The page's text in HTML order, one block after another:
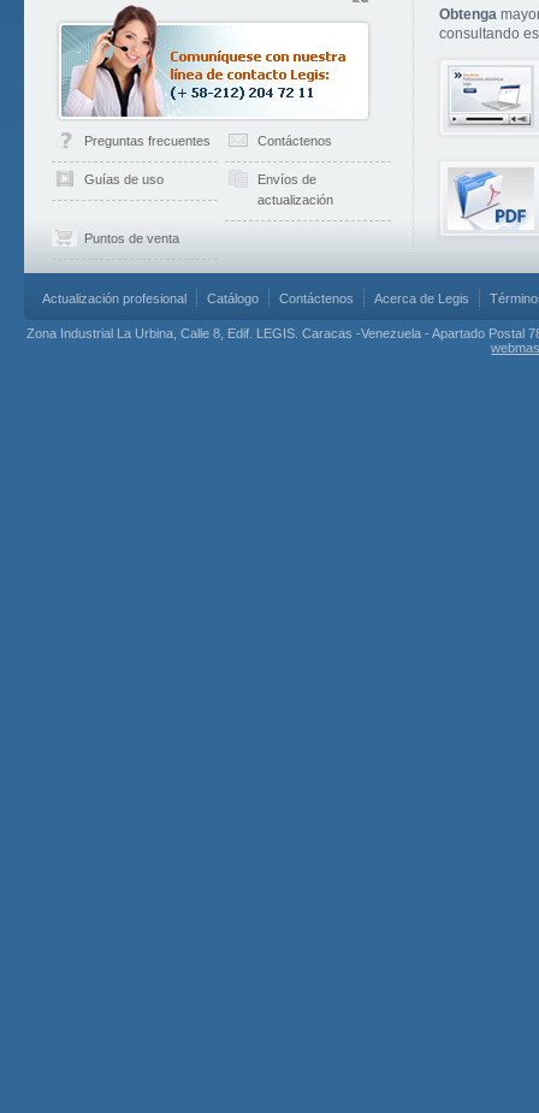
Preguntas frecuentes Contáctenos
Guías de uso
Envíos de
actualización
Puntos de venta
Obtenga
consultando
Actualización profesional Catálogo Contáctenos Acerca de Legis
Zona Industrial La Urbina, Calle 8, Edif. LEGIS. Caracas -Venezuela - Apartado